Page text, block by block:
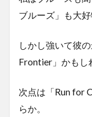
ブルーズ」も大好
しかし強いて彼
Frontier」かもし
次点は「Run for
らか。